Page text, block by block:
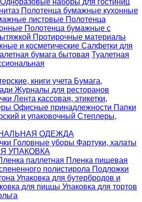
Одноразовые наборы для гостиниц
Полотенца бумажные кухонные
листовые Полотенца
Полотенца бумажные с
Протирочные материалы
и косметические Салфетки для
бумага бытовая Туалетная
книги учета Бумага,
Журналы для ресторанов
Лента кассовая, этикетки,
Офисные принадлежности Папки
и упаковочный Степлеры,
ОДЕЖДА
Головные уборы Фартуки, халаты
УПАКОВКА
паллетная Пленка пищевая
полистирола Подложки
Упаковка для бутербродов и
для пиццы Упаковка для тортов